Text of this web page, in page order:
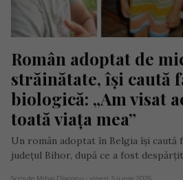
Român adoptat de
străinătate, își caută
biologică: „Am visat
toată viața mea”
Un român adoptat în Belgia își caută
județul Bihor, după ce a fost